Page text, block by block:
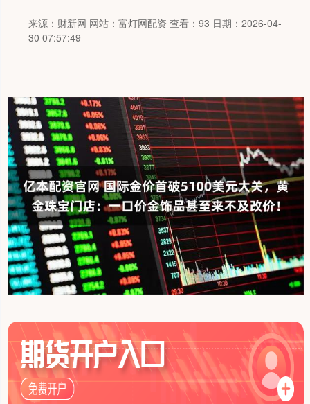
来源：财新网 网站：富灯网配资 查看：93 日期：2026-04-
30 07:57:49